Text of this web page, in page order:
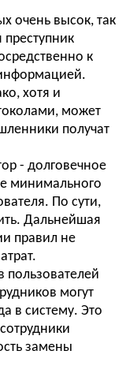
очень высок, так
к
хотя и
может
получат
- долговечное
минимального
По сути,
Дальнейшая
правил не
пользователей
могут
в систему. Это
замены